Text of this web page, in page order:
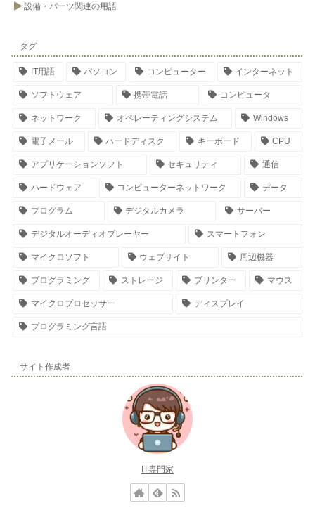
設備・パーツ関連の用語
タグ
IT用語 パソコン コンピューター インターネット
ソフトウェア 携帯電話 コンピュータ
ネットワーク オペレーティングシステム Windows
電子メール ハードディスク キーボード CPU
アプリケーションソフト セキュリティ 通信
ハードウェア コンピューターネットワーク データ
プログラム デジタルカメラ サーバー
デジタルオーディオプレーヤー スマートフォン
マイクロソフト ウェブサイト 周辺機器
プログラミング ストレージ プリンター マウス
マイクロプロセッサー ディスプレイ
プログラミング言語
サイト作成者
IT専門家